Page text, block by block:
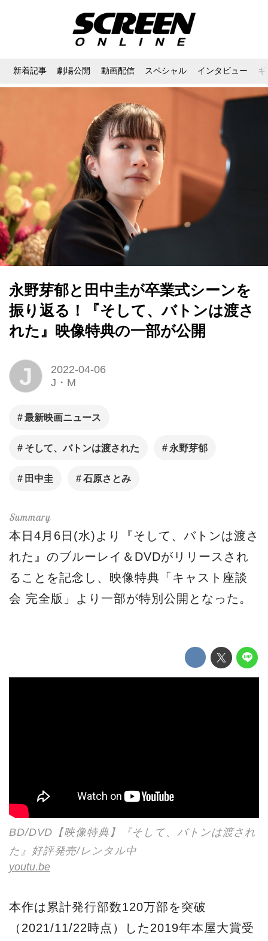
新着記事 劇場公開 動画配信 スペシャル インタビュー
永野芽郁と田中圭が卒業式シーンを
振り返る！『そして、バトンは渡さ
れた』映像特典の一部が公開
J
2022-04-06
J・M
最新映画ニュース
そして、バトンは渡された 永野芽郁
田中圭 石原さとみ
本日4月6日(水)より『そして、バトンは渡さ
れた』のブルーレイ＆DVDがリリースされ
ることを記念し、映像特典「キャスト座談
会 完全版」より一部が特別公開となった。
BD/DVD【映像特典】『そして、バトンは渡され
た』好評発売/レンタル中
youtu.be
本作は累計発行部数120万部を突破
（2021/11/22時点）した2019年本屋大賞受